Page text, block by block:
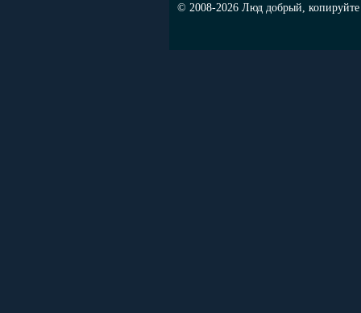
© 2008-2026 Люд добрый, копируйте